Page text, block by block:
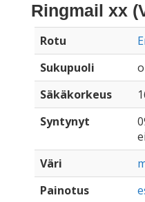
Ringmail xx
Rotu
Sukupuoli
Säkäkorkeus
Syntynyt
Väri
Painotus